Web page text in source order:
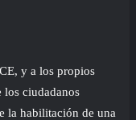
y a los propios
los ciudadanos
la habilitación de una